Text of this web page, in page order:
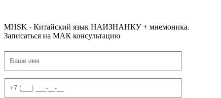
MHSK - Китайский язык НАИЗНАНКУ + мнемоника.
Записаться на МАК консультацию